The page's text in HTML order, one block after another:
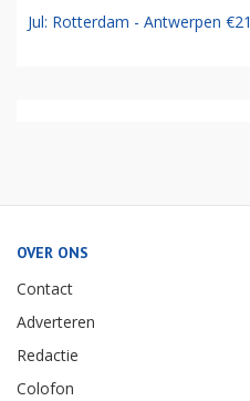
Jul: Rotterdam - Antwerpen €21
OVER ONS
Contact
Adverteren
Redactie
Colofon